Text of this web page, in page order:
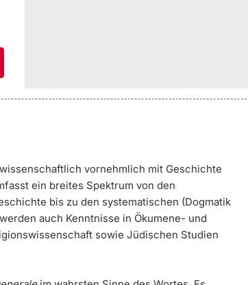
vornehmlich mit Geschichte
ein breites Spektrum von den
bis zu den systematischen (Dogmatik
auch Kenntnisse in Ökumene- und
sowie Jüdischen Studien